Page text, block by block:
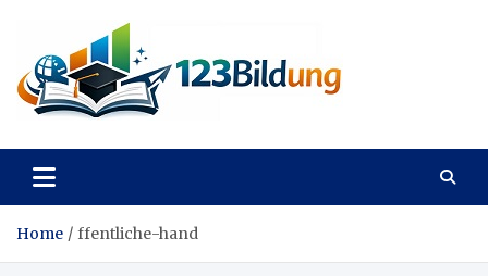
content
123Bildung
Home ffentliche-hand